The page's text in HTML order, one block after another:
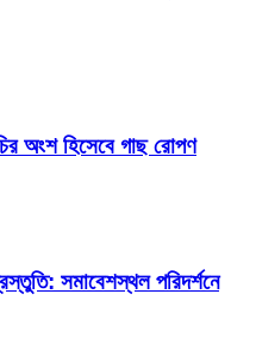
অংশ হিসেবে গাছ রোপণ
সমাবেশস্থল পরিদর্শনে